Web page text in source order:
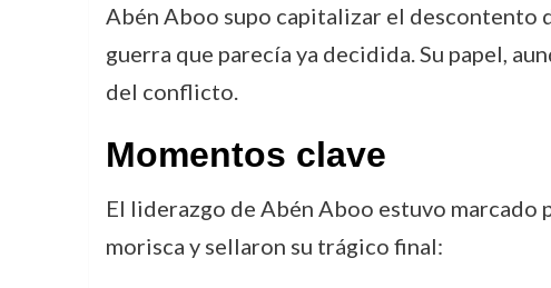
Abén Aboo supo capitalizar el descontento
guerra que parecía ya decidida. Su papel,
del conflicto.
Momentos clave
El liderazgo de Abén Aboo estuvo
morisca y sellaron su trágico final: